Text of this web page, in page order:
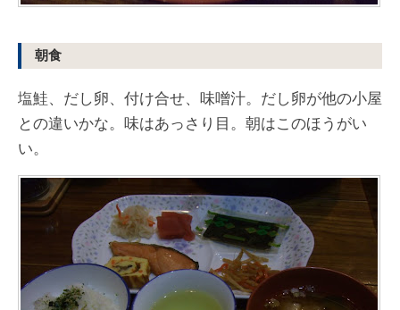
朝食
塩鮭、だし卵、付け合せ、味噌汁。だし卵が他の小屋
との違いかな。味はあっさり目。朝はこのほうがい
い。